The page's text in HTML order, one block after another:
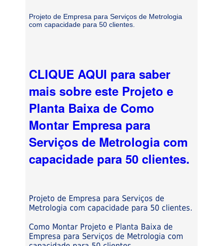
Projeto de Empresa para Serviços de Metrologia
com capacidade para 50 clientes.
CLIQUE AQUI para saber
mais sobre este Projeto e
Planta Baixa de Como
Montar Empresa para
Serviços de Metrologia com
capacidade para 50 clientes.
Projeto de Empresa para Serviços de
Metrologia com capacidade para 50 clientes.
Como Montar Projeto e Planta Baixa de
Empresa para Serviços de Metrologia com